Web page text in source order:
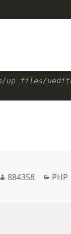
up_files/
作
884358
分
PHP